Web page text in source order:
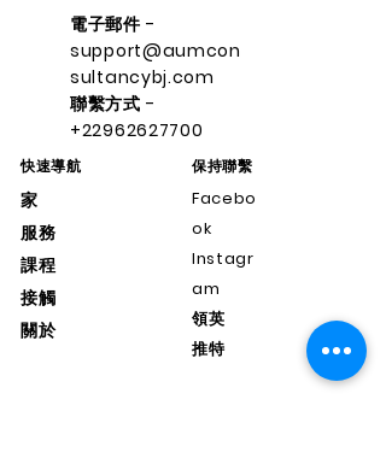
電子郵件 -
support@aumcon
sultancybj.com
聯繫方式 -
+22962627700
快速導航
家
服務
課程
接觸
關於
保持聯繫
Facebo
ok
Instagr
am
領英
推特